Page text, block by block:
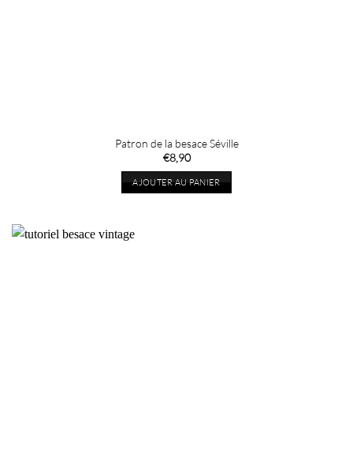
Patron de la besace Séville
€8,90
AJOUTER AU PANIER